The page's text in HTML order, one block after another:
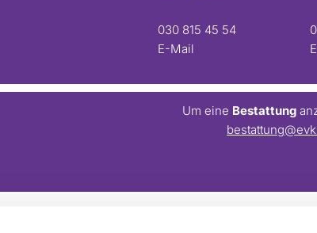
030 815 45 54
E-Mail
Um eine Bestattung